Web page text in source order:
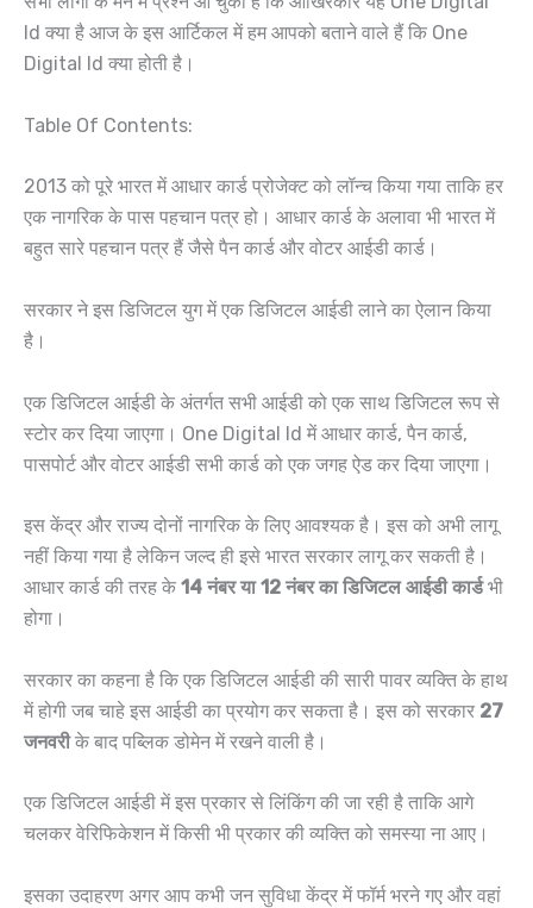
Id क्या है आज के इस आर्टिकल में हम आपको बताने वाले हैं कि One
Digital Id क्या होती है।
Table Of Contents:
2013 को पूरे भारत में आधार कार्ड प्रोजेक्ट को लॉन्च किया गया ताकि हर
एक नागरिक के पास पहचान पत्र हो। आधार कार्ड के अलावा भी भारत में
बहुत सारे पहचान पत्र हैं जैसे पैन कार्ड और वोटर आईडी कार्ड।
सरकार ने इस डिजिटल युग में एक डिजिटल आईडी लाने का ऐलान किया
है।
एक डिजिटल आईडी के अंतर्गत सभी आईडी को एक साथ डिजिटल रूप से
स्टोर कर दिया जाएगा। One Digital Id में आधार कार्ड, पैन कार्ड,
पासपोर्ट और वोटर आईडी सभी कार्ड को एक जगह ऐड कर दिया जाएगा।
इस केंद्र और राज्य दोनों नागरिक के लिए आवश्यक है। इस को अभी लागू
नहीं किया गया है लेकिन जल्द ही इसे भारत सरकार लागू कर सकती है।
आधार कार्ड की तरह के 14 नंबर या 12 नंबर का डिजिटल आईडी कार्डभी
होगा।
सरकार का कहना है कि एक डिजिटल आईडी की सारी पावर व्यक्ति के हाथ
में होगी जब चाहे इस आईडी का प्रयोग कर सकता है। इस को सरकार 27
जनवरीके बाद पब्लिक डोमेन में रखने वाली है।
एक डिजिटल आईडी में इस प्रकार से लिंकिंग की जा रही है ताकि आगे
चलकर वेरिफिकेशन में किसी भी प्रकार की व्यक्ति को समस्या ना आए।
इसका उदाहरण अगर आप कभी जन सुविधा केंद्र में फॉर्म भरने गए और वहां